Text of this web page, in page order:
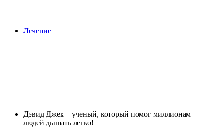
Лечение
Дэвид Джек – ученый, который помог миллионам
людей дышать легко!